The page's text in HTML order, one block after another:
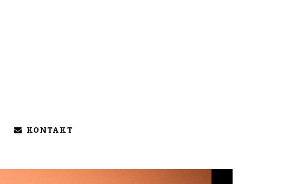
KONTAKT